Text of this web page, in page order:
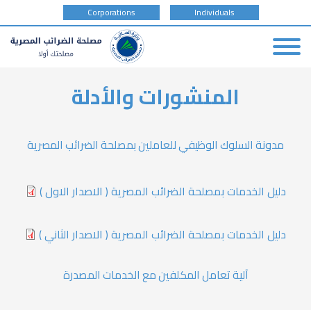
type
Corporations Individuals
المنشورات والأدلة
مدونة السلوك الوظيفي للعاملين بمصلحة الضرائب المصرية
دليل الخدمات بمصلحة الضرائب المصرية ( الاصدار الاول )
دليل الخدمات بمصلحة الضرائب المصرية ( الاصدار الثاني )
آلية تعامل المكلفين مع الخدمات المصدرة